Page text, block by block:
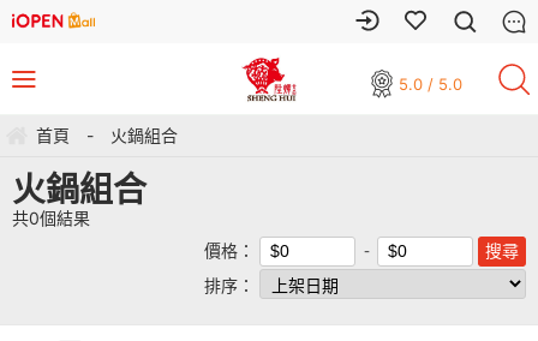
5.0 / 5.0
首頁 - 火鍋組合
火鍋組合
共0個結果
價格：
排序：